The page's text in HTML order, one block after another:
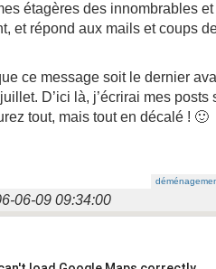
étagères des innombrables
et répond aux mails et coups
ce message soit le dernier
D’ici là, j’écrirai mes posts
tout, mais tout en décalé ! 🙂
06-09 09:34:00